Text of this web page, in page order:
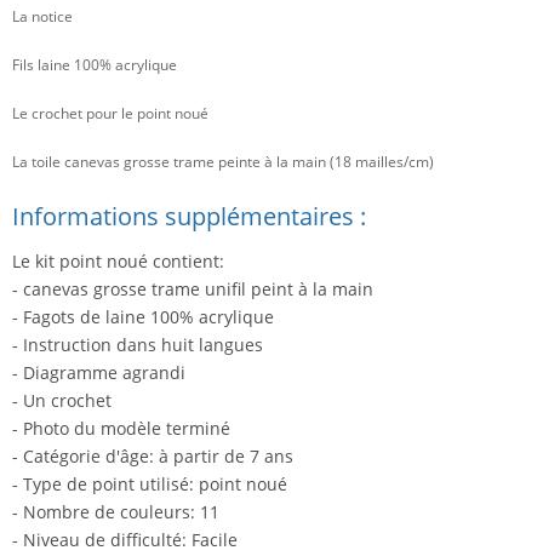
La notice
Fils laine 100% acrylique
Le crochet pour le point noué
La toile canevas grosse trame peinte à la main (18 mailles/cm)
Informations supplémentaires :
Le kit point noué contient:
- canevas grosse trame unifil peint à la main
- Fagots de laine 100% acrylique
- Instruction dans huit langues
- Diagramme agrandi
- Un crochet
- Photo du modèle terminé
- Catégorie d'âge: à partir de 7 ans
- Type de point utilisé: point noué
- Nombre de couleurs: 11
- Niveau de difficulté: Facile